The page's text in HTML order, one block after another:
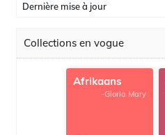
Dernière mise à jour
Collections en vogue
Afrikaans
-Gloria Mary